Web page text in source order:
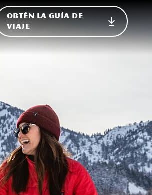
OBTÉN LA GUÍA DE
VIAJE